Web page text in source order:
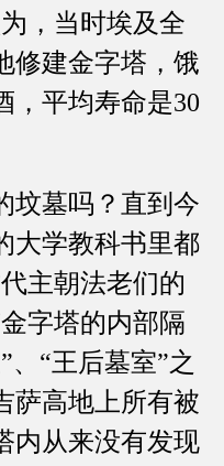
，当时埃及全
修建金字塔，饿
，平均寿命是30
墓吗？直到今
大学教科书里都
主朝法老们的
字塔的内部隔
、“王后墓室”之
萨高地上所有被
内从来没有发现